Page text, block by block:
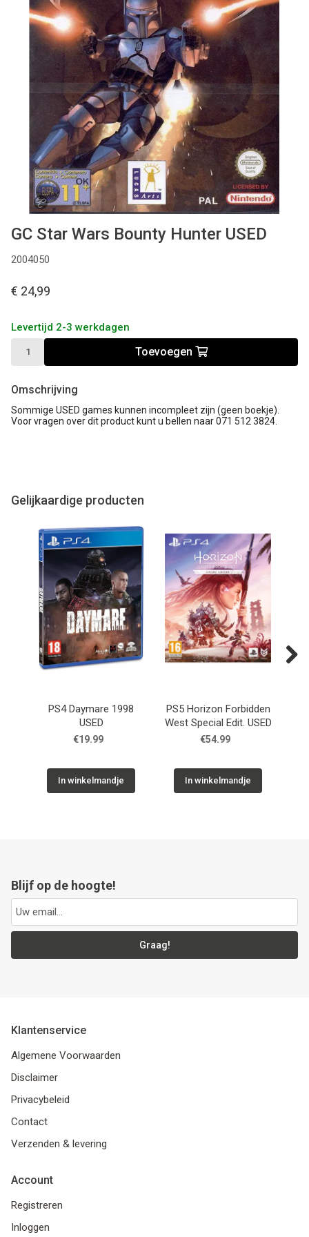
Used
Board Games
Cadeaubon
Inkoop
GC Star Wars Bounty Hunter USED
2004050
€ 24,99
Levertijd 2-3 werkdagen
Toevoegen
Omschrijving
Sommige USED games kunnen incompleet zijn (geen boekje).
Voor vragen over dit product kunt u bellen naar 071 512 3824.
Gelijkaardige producten
PS4 Daymare 1998
USED
€19.99
In winkelmandje
PS5 Horizon Forbidden
West Special Edit. USED
€54.99
In winkelmandje
Blijf op de hoogte!
Graag!
Klantenservice
Algemene Voorwaarden
Disclaimer
Privacybeleid
Contact
Verzenden & levering
Account
Registreren
Inloggen